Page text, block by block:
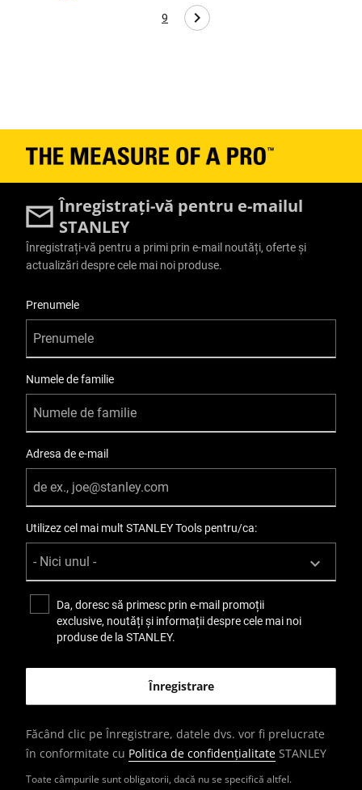
Page
9
Înregistrați-vă pentru e-mailul
STANLEY
Toate câmpurile sunt obligatorii, dacă nu se specifică altfel.
Înregistrați-vă pentru a primi prin e-mail noutăți, oferte și
actualizări despre cele mai noi produse.
Prenumele
Numele de familie
Adresa de e-mail
Utilizez cel mai mult STANLEY Tools pentru/ca:
Da, doresc să primesc prin e-mail promoții
exclusive, noutăți și informații despre cele mai noi
produse de la STANLEY.
Făcând clic pe Înregistrare, datele dvs. vor fi prelucrate
în conformitate cu Politica de confidențialitate STANLEY